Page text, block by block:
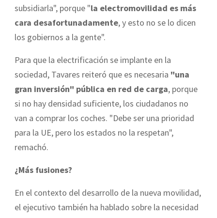
subsidiarla", porque "la electromovilidad es más
cara desafortunadamente, y esto no se lo dicen
los gobiernos a la gente".
Para que la electrificación se implante en la
sociedad, Tavares reiteró que es necesaria "una
gran inversión" pública en red de carga, porque
si no hay densidad suficiente, los ciudadanos no
van a comprar los coches. "Debe ser una prioridad
para la UE, pero los estados no la respetan",
remachó.
¿Más fusiones?
En el contexto del desarrollo de la nueva movilidad,
el ejecutivo también ha hablado sobre la necesidad